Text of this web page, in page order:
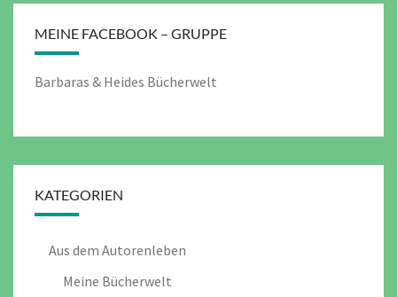
MEINE FACEBOOK – GRUPPE
Barbaras & Heides Bücherwelt
KATEGORIEN
Aus dem Autorenleben
Meine Bücherwelt